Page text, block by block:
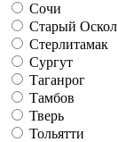
Сочи
Старый Оскол
Стерлитамак
Сургут
Таганрог
Тамбов
Тверь
Тольятти